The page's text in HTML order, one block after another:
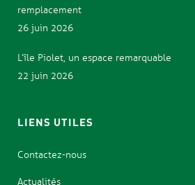
remplacement
26 juin 2026
L’île Piolet, un espace remarquable
22 juin 2026
LIENS UTILES
Contactez-nous
Actualités